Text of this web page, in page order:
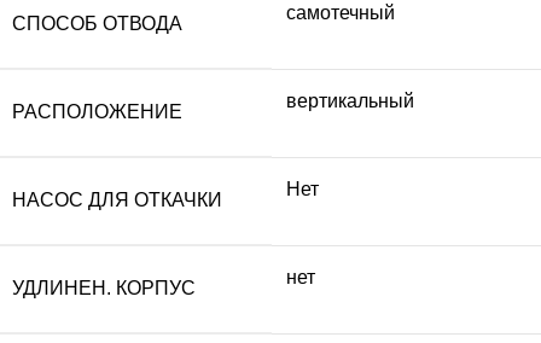
СПОСОБ ОТВОДА
самотечный
РАСПОЛОЖЕНИЕ
вертикальный
НАСОС ДЛЯ ОТКАЧКИ
Нет
УДЛИНЕН. КОРПУС
нет